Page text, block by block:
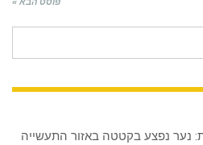
נער נפצע בקטטה באזור התעשייה